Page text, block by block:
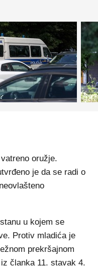
oružje.
je da se radi o
u kojem se
Protiv mladića je
prekršajnom
članka 11. stavak 4.